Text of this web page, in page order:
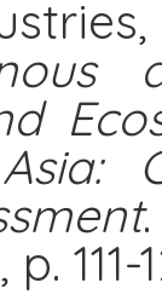
111-